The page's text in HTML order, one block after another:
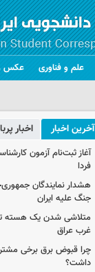
علم و فناوری عکس
آخرین اخبار اخبار
آغاز ثبت‌نام‌ آزمون
فردا
هشدار نمایندگان
جنگ علیه ایران
متلاشی شدن یک هسته
غرب عراق
چرا قبوض برق برخی
داشت؟